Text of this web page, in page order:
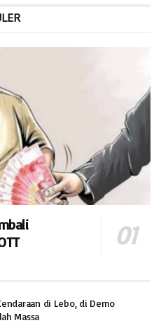
di Lebo, di Demo
Massa